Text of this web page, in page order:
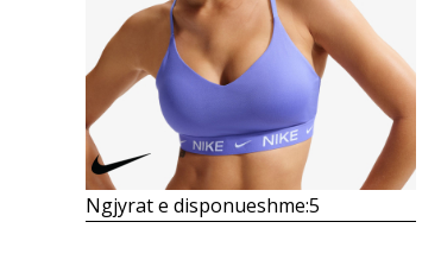
Krahasoni
Ngjyrat e disponueshme:5